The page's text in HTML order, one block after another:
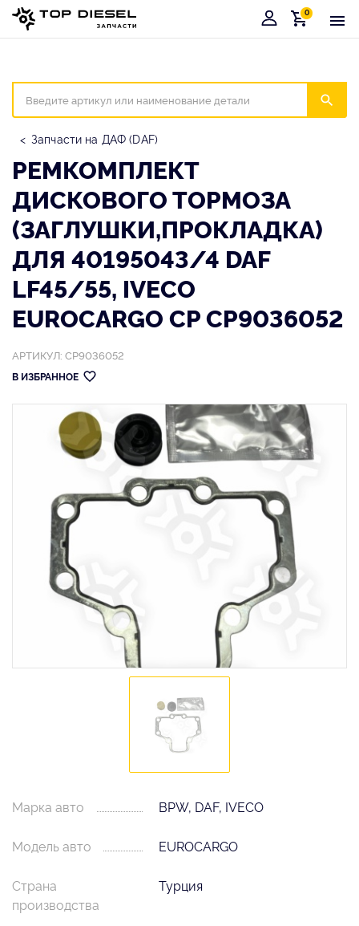
Корзина
0
Запчасти на ДАФ (DAF)
РЕМКОМПЛЕКТ
ДИCКОВОГО ТОРМОЗА
(ЗАГЛУШКИ,ПРОКЛАДКА)
ДЛЯ 40195043/4 DAF
LF45/55, IVECO
EUROCARGO CP CP9036052
АРТИКУЛ: CP9036052
В ИЗБРАННОЕ
Марка авто BPW, DAF, IVECO
Модель авто EUROCARGO
Страна
производства
Турция